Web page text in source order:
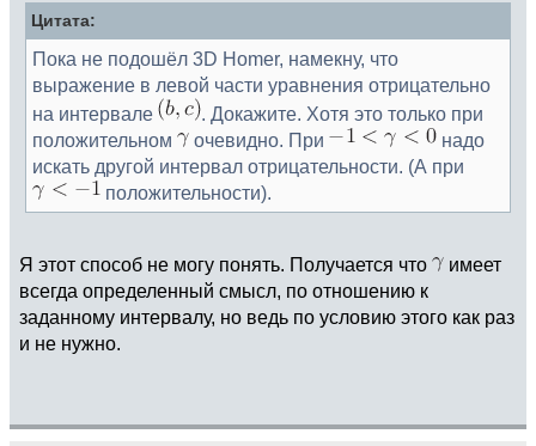
Цитата:
Пока не подошёл 3D Homer, намекну, что
выражение в левой части уравнения отрицательно
на интервале
. Докажите. Хотя это только при
положительном
очевидно. При
надо
искать другой интервал отрицательности. (А при
положительности).
Я этот способ не могу понять. Получается что
имеет
всегда определенный смысл, по отношению к
заданному интервалу, но ведь по условию этого как раз
и не нужно.